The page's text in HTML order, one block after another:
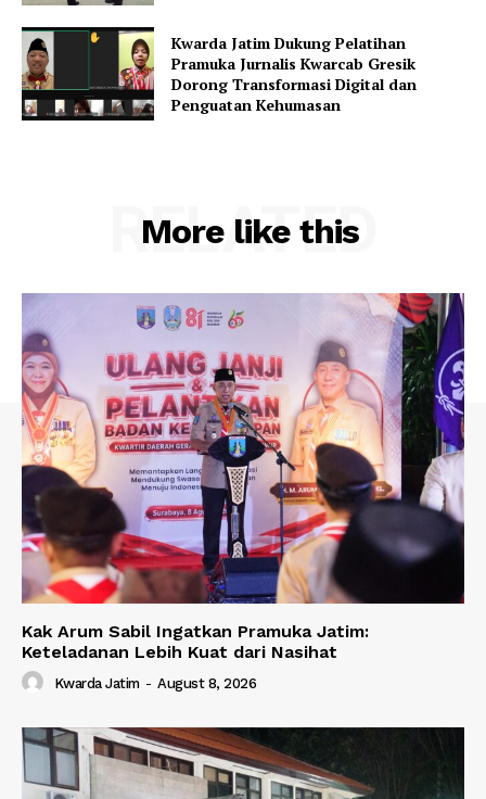
Kwarda Jatim Dukung Pelatihan
Pramuka Jurnalis Kwarcab Gresik
Dorong Transformasi Digital dan
Penguatan Kehumasan
More like this
RELATED
Kak Arum Sabil Ingatkan Pramuka Jatim:
Keteladanan Lebih Kuat dari Nasihat
Kwarda Jatim - August 8, 2026